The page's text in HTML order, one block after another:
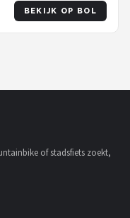
BEKIJK OP BOL
of stadsfiets zoekt,